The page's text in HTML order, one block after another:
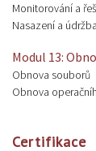
Monitorování a
Nasazení a
Modul 13:
Obnova souborů
Obnova
Certifikace